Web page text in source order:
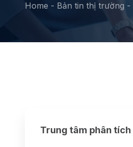
Home - Bản tin thị trường -
Trung tâm phân tích